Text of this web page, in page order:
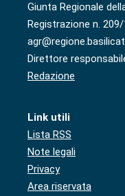
Giunta Regionale
Registrazione n.
Direttore
Redazione
Link utili
Lista RSS
Note legali
Privacy
Area riservata